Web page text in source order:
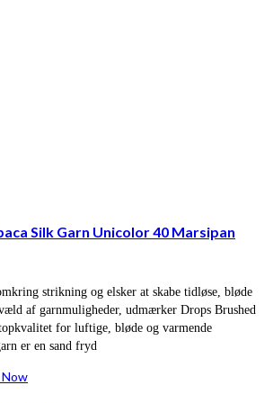
Silk Garn Unicolor 40 Marsipan
strikning og elsker at skabe tidløse, bløde
af garnmuligheder, udmærker Drops Brushed
for luftige, bløde og varmende
er en sand fryd